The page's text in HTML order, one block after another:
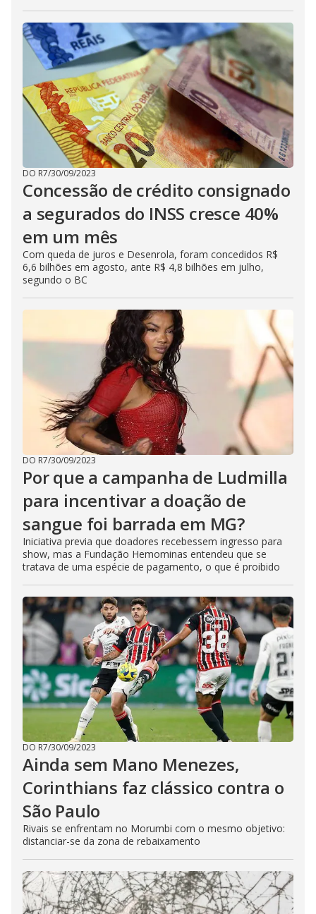
DO R7/30/09/2023
Concessão de crédito consignado
a segurados do INSS cresce 40%
em um mês
Com queda de juros e Desenrola, foram concedidos R$
6,6 bilhões em agosto, ante R$ 4,8 bilhões em julho,
segundo o BC
DO R7/30/09/2023
Por que a campanha de Ludmilla
para incentivar a doação de
sangue foi barrada em MG?
Iniciativa previa que doadores recebessem ingresso para
show, mas a Fundação Hemominas entendeu que se
tratava de uma espécie de pagamento, o que é proibido
DO R7/30/09/2023
Ainda sem Mano Menezes,
Corinthians faz clássico contra o
São Paulo
Rivais se enfrentam no Morumbi com o mesmo objetivo:
distanciar-se da zona de rebaixamento